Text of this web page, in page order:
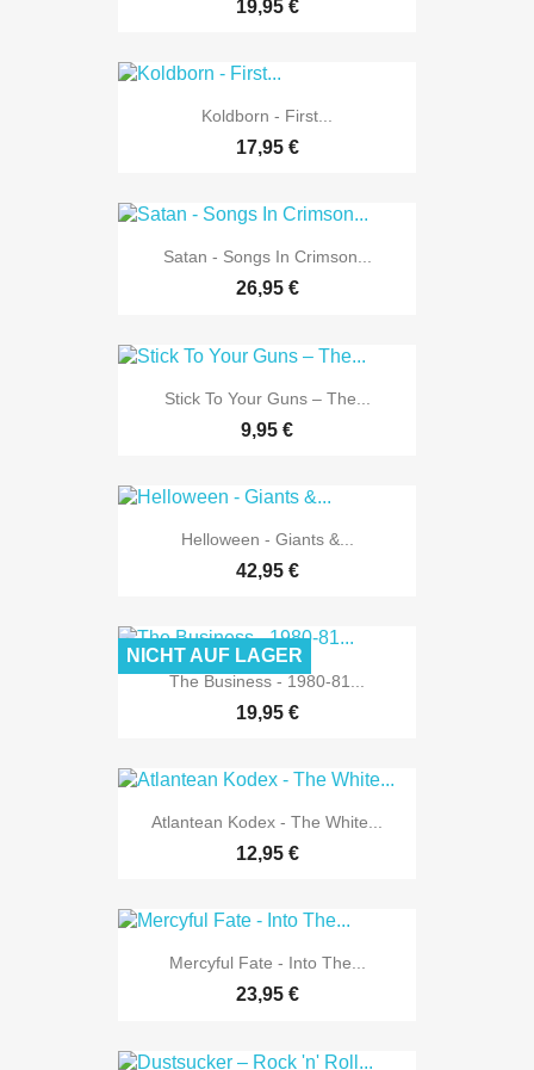
19,95 €
Koldborn - First...
17,95 €
Satan - Songs In Crimson...
26,95 €
Stick To Your Guns – The...
9,95 €
Helloween - Giants &...
42,95 €
The Business - 1980-81...
19,95 €
NICHT AUF LAGER
Atlantean Kodex - The White...
12,95 €
Mercyful Fate - Into The...
23,95 €